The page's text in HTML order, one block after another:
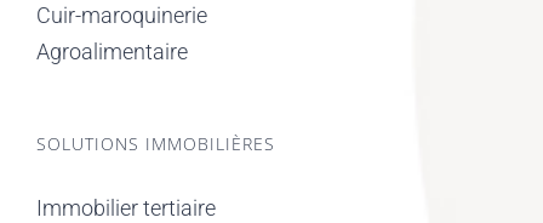
Cuir-maroquinerie
Agroalimentaire
SOLUTIONS IMMOBILIÈRES
Immobilier tertiaire